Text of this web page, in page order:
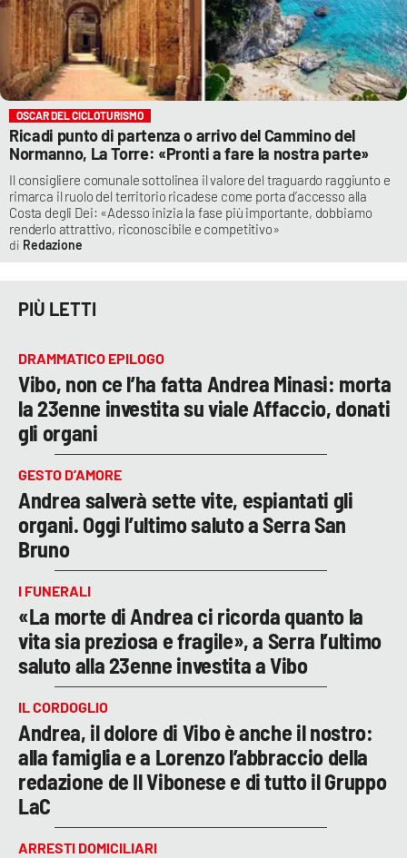
OSCAR DEL CICLOTURISMO
Ricadi punto di partenza o arrivo del Cammino del
Normanno, La Torre: «Pronti a fare la nostra parte»
Il consigliere comunale sottolinea il valore del traguardo raggiunto e
rimarca il ruolo del territorio ricadese come porta d’accesso alla
Costa degli Dei: «Adesso inizia la fase più importante, dobbiamo
renderlo attrattivo, riconoscibile e competitivo»
Redazione
PIÙ LETTI
DRAMMATICO EPILOGO
Vibo, non ce l’ha fatta Andrea Minasi: morta
la 23enne investita su viale Affaccio, donati
gli organi
GESTO D’AMORE
Andrea salverà sette vite, espiantati gli
organi. Oggi l’ultimo saluto a Serra San
Bruno
I FUNERALI
«La morte di Andrea ci ricorda quanto la
vita sia preziosa e fragile», a Serra l’ultimo
saluto alla 23enne investita a Vibo
IL CORDOGLIO
Andrea, il dolore di Vibo è anche il nostro:
alla famiglia e a Lorenzo l’abbraccio della
redazione de Il Vibonese e di tutto il Gruppo
LaC
ARRESTI DOMICILIARI